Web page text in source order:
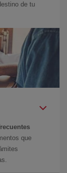
de tu
que